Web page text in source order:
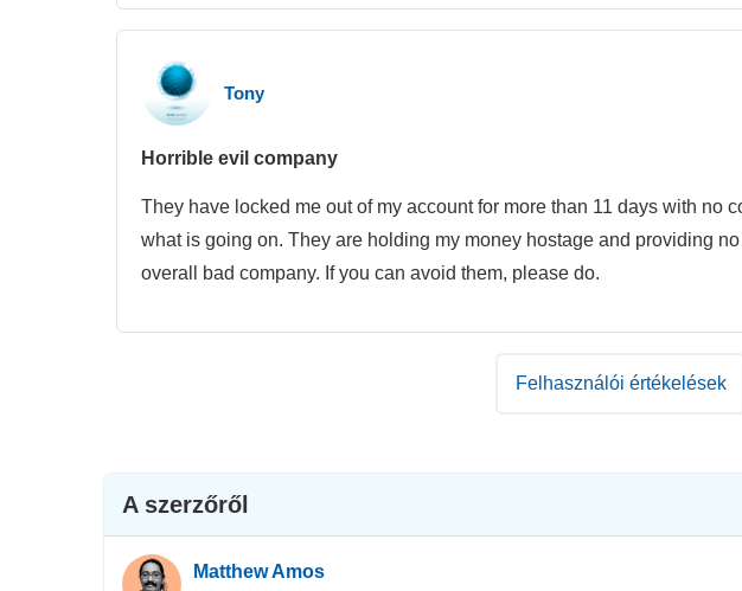
Tony
Horrible evil company
They have locked me out of my account for more than 11 days with no
what is going on. They are holding my money hostage and providing
overall bad company. If you can avoid them, please do.
Felhasználói értékelések
A szerzőről
Matthew Amos